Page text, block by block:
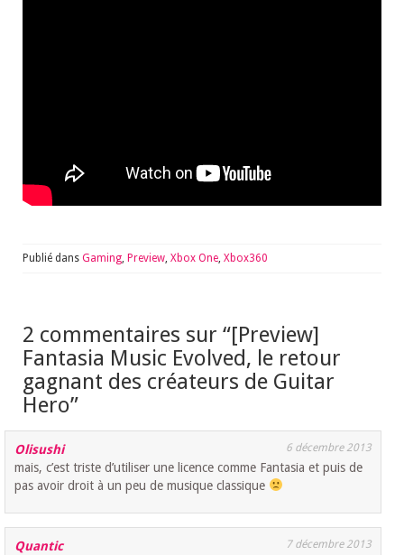
Publié dans Gaming Preview Xbox One Xbox360
2 commentaires sur “[Preview]
Fantasia Music Evolved, le retour
gagnant des créateurs de Guitar
Hero”
Olisushi 6 décembre 2013
mais, c’est triste d’utiliser une licence comme Fantasia et puis de
pas avoir droit à un peu de musique classique
Quantic 7 décembre 2013